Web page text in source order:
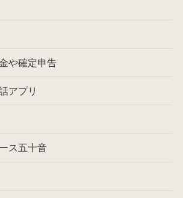
や確定申告
アプリ
ス五十音